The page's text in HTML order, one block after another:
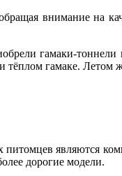
внимание на
гамаки-
тёплом гамаке.
являются
дорогие модели.